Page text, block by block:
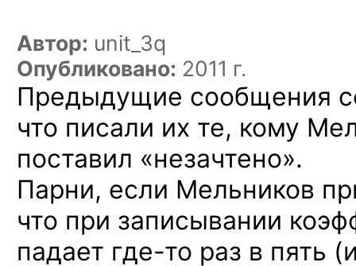
Автор: unit_3q
Опубликовано: 2011 г.
Предыдущие сообщения
что писали их те, кому
поставил «незачтено».
Парни, если Мельников
что при записывании
падает где-то раз в пять